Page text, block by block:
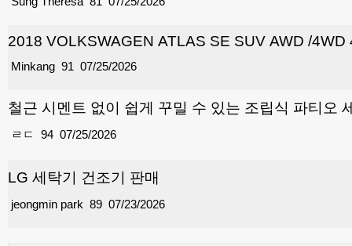
2018 VOLKSWAGEN ATLAS SE SUV AWD /
91
Minkang 07/25/2026
철근 시멘트 없이 쉽게 꾸밀 수 있는 조립식 파티오
94
ㄹㄷ 07/25/2026
LG 세탁기 건조기 판매
89
jeongmin park 07/23/2026